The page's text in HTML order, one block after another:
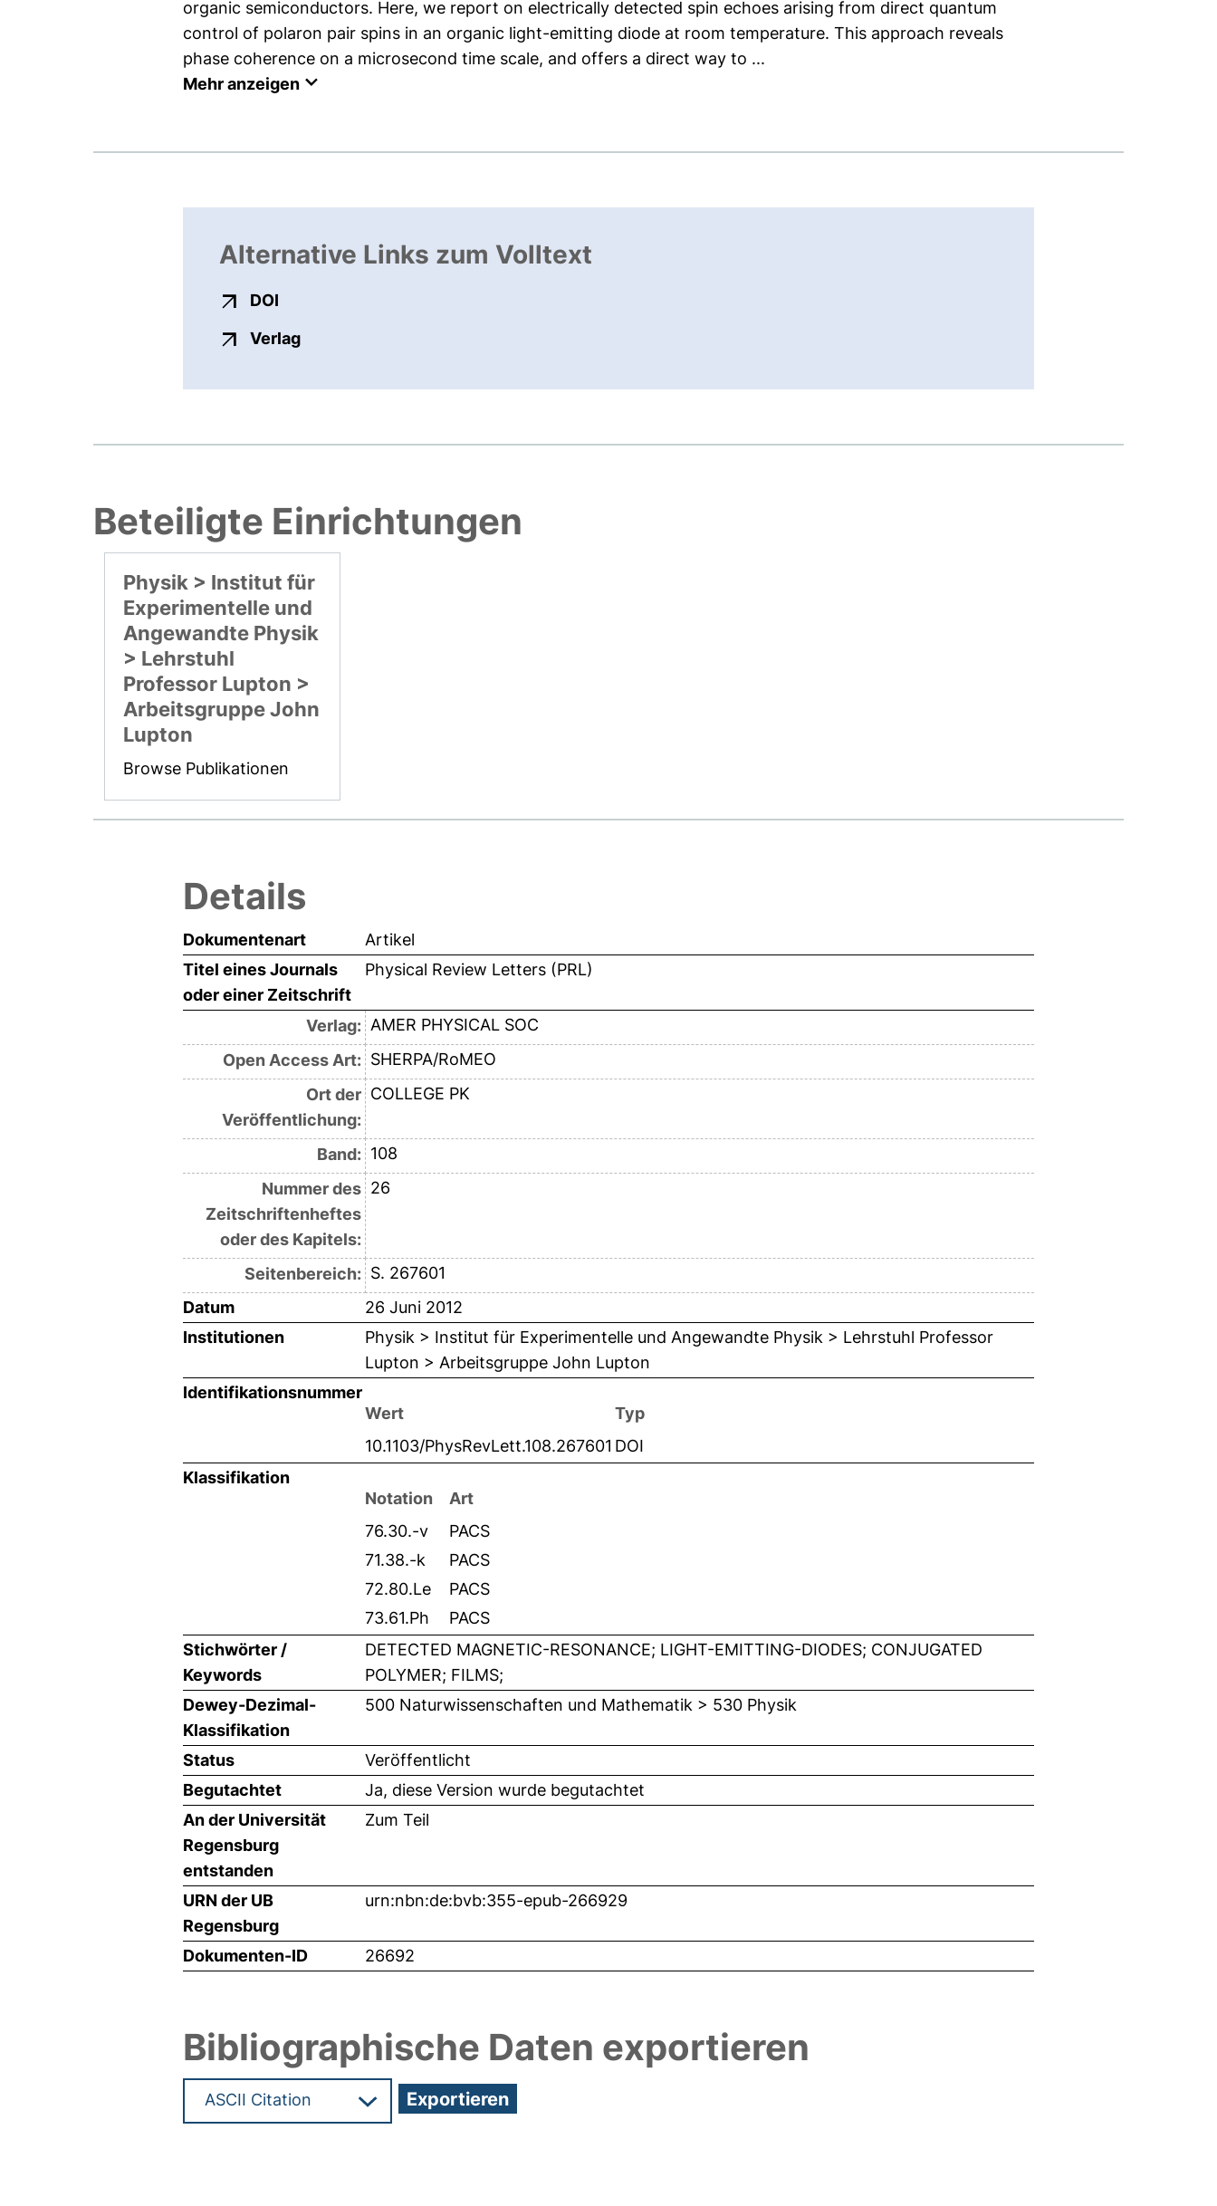
organic semiconductors. Here, we report on electrically detected spin echoes arising from direct quantum
control of polaron pair spins in an organic light-emitting diode at room temperature. This approach reveals
phase coherence on a microsecond time scale, and offers a direct way to ...
Mehr anzeigen
Alternative Links zum Volltext
DOI
Verlagexterner Link, öffnet neues Fenster
Beteiligte Einrichtungen
Physik > Institut für
Experimentelle und
Angewandte Physik
> Lehrstuhl
Professor Lupton >
Arbeitsgruppe John
Lupton
Browse Publikationen
Details
Dokumentenart
Artikel
Titel eines Journals
oder einer Zeitschrift
Physical Review Letters (PRL)
Verlag: AMER PHYSICAL SOC
Open Access Art: SHERPA/RoMEO
Ort der
Veröffentlichung:
COLLEGE PK
Band: 108
Nummer des
Zeitschriftenheftes
oder des Kapitels:
26
Seitenbereich: S. 267601
Datum
26 Juni 2012
Institutionen
Physik > Institut für Experimentelle und Angewandte Physik > Lehrstuhl Professor
Lupton > Arbeitsgruppe John Lupton
Identifikationsnummer
Wert
Typ
10.1103/PhysRevLett.108.267601 DOI
Klassifikation
Notation
Art
76.30.-v
PACS
71.38.-k
PACS
72.80.Le
PACS
73.61.Ph
PACS
Stichwörter /
Keywords
DETECTED MAGNETIC-RESONANCE; LIGHT-EMITTING-DIODES; CONJUGATED
POLYMER; FILMS;
Dewey-Dezimal-
Klassifikation
500 Naturwissenschaften und Mathematik > 530 Physik
Status
Veröffentlicht
Begutachtet
Ja, diese Version wurde begutachtet
An der Universität
Regensburg
entstanden
Zum Teil
URN der UB
Regensburg
urn:nbn:de:bvb:355-epub-266929
Dokumenten-ID 26692
Bibliographische Daten exportieren